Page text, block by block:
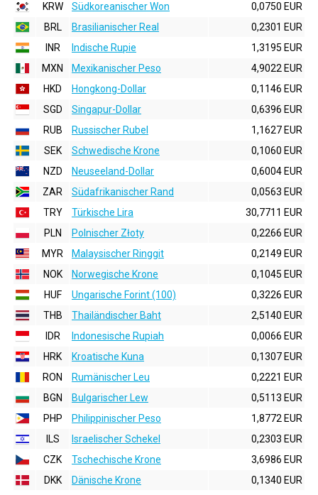
KRW
Südkoreanischer Won
0,0750 EUR
BRL
Brasilianischer Real
0,2301 EUR
INR
Indische Rupie
1,3195 EUR
MXN
Mexikanischer Peso
4,9022 EUR
HKD
Hongkong-Dollar
0,1146 EUR
SGD
Singapur-Dollar
0,6396 EUR
RUB
Russischer Rubel
1,1627 EUR
SEK
Schwedische Krone
0,1060 EUR
NZD
Neuseeland-Dollar
0,6004 EUR
ZAR
Südafrikanischer Rand
0,0563 EUR
TRY
Türkische Lira
30,7711 EUR
PLN
Polnischer Złoty
0,2266 EUR
MYR
Malaysischer Ringgit
0,2149 EUR
NOK
Norwegische Krone
0,1045 EUR
HUF
Ungarische Forint (100)
0,3226 EUR
THB
Thailändischer Baht
2,5140 EUR
IDR
Indonesische Rupiah
0,0066 EUR
HRK
Kroatische Kuna
0,1307 EUR
RON
Rumänischer Leu
0,2221 EUR
BGN
Bulgarischer Lew
0,5113 EUR
PHP
Philippinischer Peso
1,8772 EUR
ILS
Israelischer Schekel
0,2303 EUR
CZK
Tschechische Krone
3,6986 EUR
DKK
Dänische Krone 0,1340 EUR